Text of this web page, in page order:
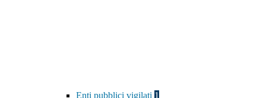
Enti pubblici vigilati 1